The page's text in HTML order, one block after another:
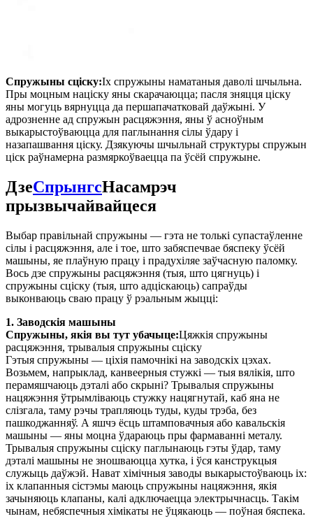
Спружыны сціску:Іх спружыны наматаныя даволі шчыльна.
Пры моцным націску яны скарачаюцца; пасля зняцця ціску
яны могуць вярнуцца да першапачатковай даўжыні. У
адрозненне ад спружын расцяжэння, яны ў асноўным
выкарыстоўваюцца для паглынання сілы ўдару і
назапашвання ціску. Дзякуючы шчыльнай структуры спружын
ціск раўнамерна размяркоўваецца па ўсёй спружыне.
ДзеСпрынгсНасамрэч
прызвычайвайцеся
Выбар правільнай спружыны — гэта не толькі супастаўленне
сілы і расцяжэння, але і тое, што забяспечвае бяспеку ўсёй
машыны, яе плаўную працу і прадухіляе заўчасную паломку.
Вось дзе спружыны расцяжэння (тыя, што цягнуць) і
спружыны сціску (тыя, што адціскаюць) сапраўды
выконваюць сваю працу ў рэальным жыцці:
1. Заводскія машыны
Спружыны, якія вы тут убачыце:Цяжкія спружыны
расцяжэння, трывалыя спружыны сціску
Гэтыя спружыны — ціхія памочнікі на заводскіх цэхах.
Возьмем, напрыклад, канвеерныя стужкі — тыя вялікія, што
перамяшчаюць дэталі або скрыні? Трывалыя спружыны
нацяжэння ўтрымліваюць стужку нацягнутай, каб яна не
слізгала, таму рэчы трапляюць туды, куды трэба, без
пашкоджанняў. А яшчэ ёсць штамповачныя або кавальскія
машыны — яны моцна ўдараюць пры фармаванні металу.
Трывалыя спружыны сціску паглынаюць гэты ўдар, таму
дэталі машыны не зношваюцца хутка, і ўся канструкцыя
служыць даўжэй. Нават хімічныя заводы выкарыстоўваюць іх:
іх клапанныя сістэмы маюць спружыны нацяжэння, якія
зачыняюць клапаны, калі адключаецца электрычнасць. Такім
чынам, небяспечныя хімікаты не ўцякаюць — поўная бяспека.